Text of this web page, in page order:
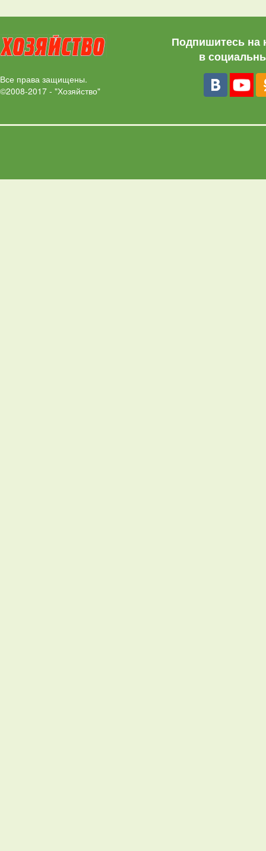
Все права защищены.
©2008-2017 - "Хозяйство"
Подпишитесь на
в